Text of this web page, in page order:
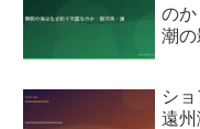
の
潮
シ
遠州